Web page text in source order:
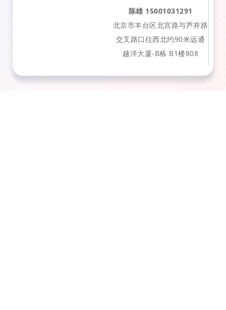
陈雄 15001031291
北京市丰台区北宫路与芦井路
交叉路口往西北约90米远通
越洋大厦-B栋 B1楼808